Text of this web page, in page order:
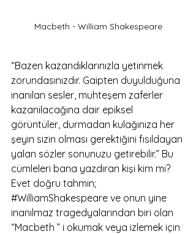
Macbeth - William Shakespeare
“Bazen kazandıklarınızla yetinmek
zorundasınızdır. Gaipten duyulduğuna
inanılan sesler, muhteşem zaferler
kazanılacağına dair epiksel
görüntüler, durmadan kulağınıza her
şeyin sizin olması gerektiğini fısıldayan
yalan sözler sonunuzu getirebilir.” Bu
cümleleri bana yazdıran kişi kim mi?
Evet doğru tahmin;
#WilliamShakespeare ve onun yine
inanılmaz tragedyalarından biri olan
“Macbeth ” i okumak veya izlemek için